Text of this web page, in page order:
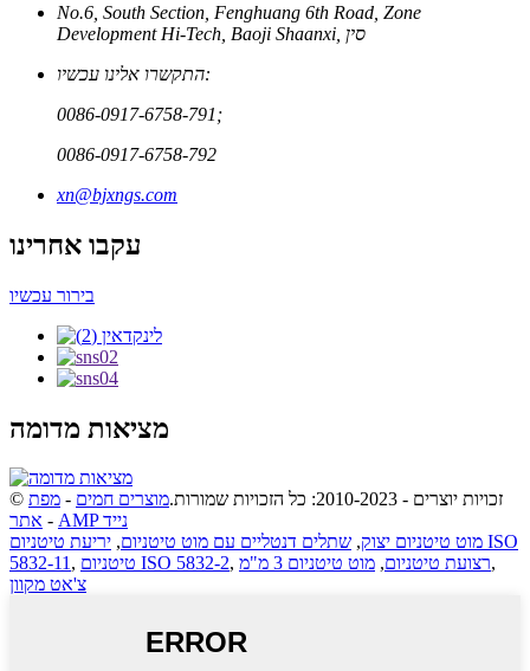
No.6, South Section, Fenghuang 6th Road, Zone
Development Hi-Tech, Baoji Shaanxi, סין
התקשרו אלינו עכשיו:
0086-0917-6758-791;
0086-0917-6758-792
xn@bjxngs.com
עקבו אחרינו
בירור עכשיו
מציאות מדומה
© זכויות יוצרים - 2010-2023: כל הזכויות שמורות. מוצרים חמים - מפת
אתר -
AMP נייד
מוט טיטניום יצוק, שתלים דנטליים עם מוט טיטניום, יריעת טיטניום ISO
5832-11, טיטניום ISO 5832-2, רצועת טיטניום, מוט טיטניום 3 מ"מ
,
צ'אט מקוון